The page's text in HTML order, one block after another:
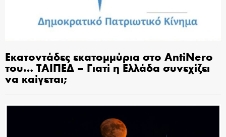
Εκατοντάδες εκατομμύρια στο AntiNero
του… ΤΑΙΠΕΔ – Γιατί η Ελλάδα συνεχίζει
να καίγεται;